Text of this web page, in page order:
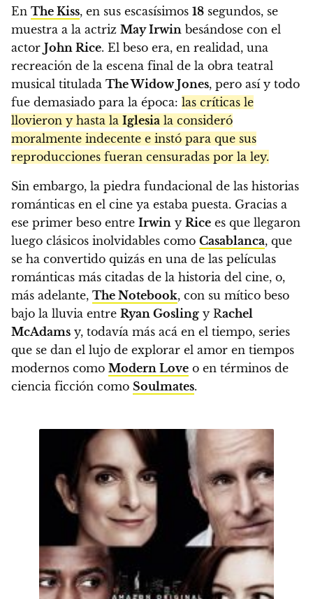
En The Kiss, en sus escasísimos 18 segundos, se
muestra a la actriz May Irwin besándose con el
actor John Rice. El beso era, en realidad, una
recreación de la escena final de la obra teatral
musical titulada The Widow Jones, pero así y todo
fue demasiado para la época: las críticas le
llovieron y hasta la Iglesia la consideró
moralmente indecente e instó para que sus
reproducciones fueran censuradas por la ley.
Sin embargo, la piedra fundacional de las historias
románticas en el cine ya estaba puesta. Gracias a
ese primer beso entre Irwin y Rice es que llegaron
luego clásicos inolvidables como Casablanca, que
se ha convertido quizás en una de las películas
románticas más citadas de la historia del cine, o,
más adelante, The Notebook, con su mítico beso
bajo la lluvia entre Ryan Gosling y Rachel
McAdams y, todavía más acá en el tiempo, series
que se dan el lujo de explorar el amor en tiempos
modernos como Modern Love o en términos de
ciencia ficción como Soulmates.